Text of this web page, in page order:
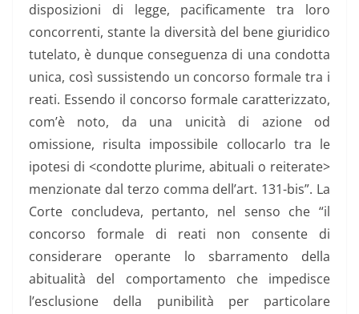
disposizioni di legge, pacificamente tra loro
concorrenti, stante la diversità del bene giuridico
tutelato, è dunque conseguenza di una condotta
unica, così sussistendo un concorso formale tra i
reati. Essendo il concorso formale caratterizzato,
com’è noto, da una unicità di azione od
omissione, risulta impossibile collocarlo tra le
ipotesi di <condotte plurime, abituali o reiterate>
menzionate dal terzo comma dell’art. 131-bis”. La
Corte concludeva, pertanto, nel senso che “il
concorso formale di reati non consente di
considerare operante lo sbarramento della
abitualità del comportamento che impedisce
l’esclusione della punibilità per particolare